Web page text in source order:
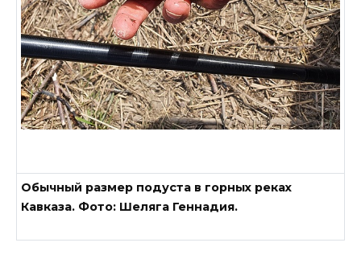
Обычный размер подуста в горных реках
Кавказа. Фото: Шеляга Геннадия.